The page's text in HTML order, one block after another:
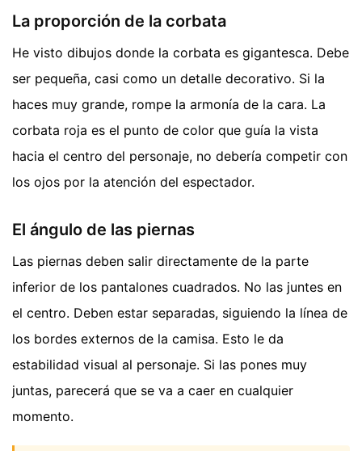
La proporción de la corbata
He visto dibujos donde la corbata es gigantesca. Debe
ser pequeña, casi como un detalle decorativo. Si la
haces muy grande, rompe la armonía de la cara. La
corbata roja es el punto de color que guía la vista
hacia el centro del personaje, no debería competir con
los ojos por la atención del espectador.
El ángulo de las piernas
Las piernas deben salir directamente de la parte
inferior de los pantalones cuadrados. No las juntes en
el centro. Deben estar separadas, siguiendo la línea de
los bordes externos de la camisa. Esto le da
estabilidad visual al personaje. Si las pones muy
juntas, parecerá que se va a caer en cualquier
momento.